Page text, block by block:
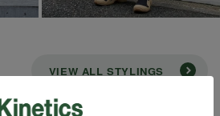
VIEW ALL STYLINGS